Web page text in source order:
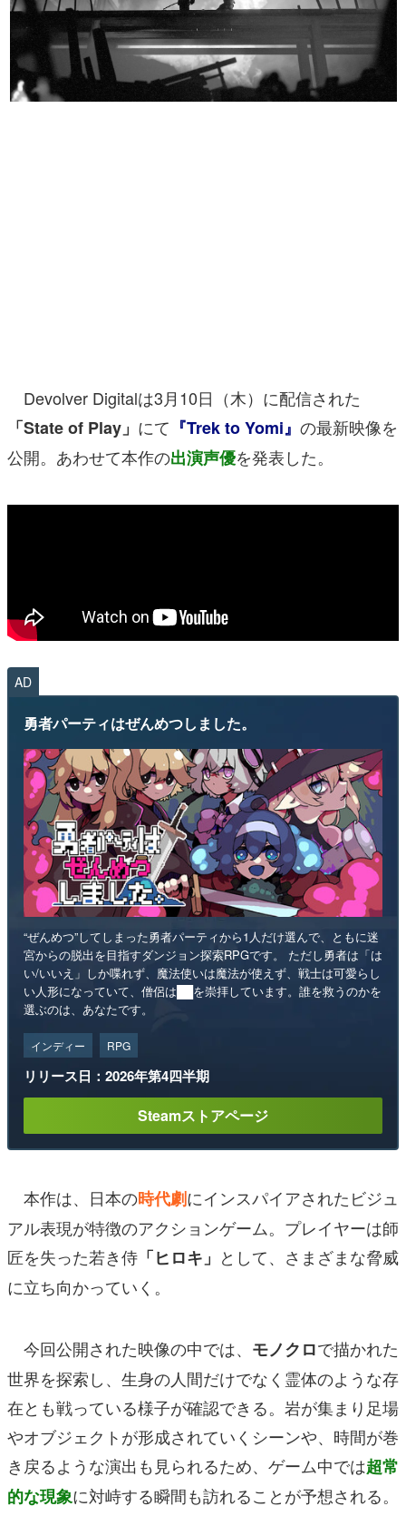
若ゲのいたり〜ゲームクリエイターの青春〜
『うつヌケ』『ペンと箸』等で知られるマンガ家・田中圭
一先生によるゲーム業界レポートマンガです。
なんでゲームは面白い？
アプリレビュー
その他
Devolver Digitalは3月10日（木）に配信された
「State of Play」 にて 『Trek to Yomi』 の最新映像を
公開。あわせて本作の出演声優を発表した。
AD
勇者パーティはぜんめつしました。
“ぜんめつ”してしまった勇者パーティから1人だけ選んで、ともに迷
宮からの脱出を目指すダンジョン探索RPGです。 ただし勇者は「は
い/いいえ」しか喋れず、魔法使いは魔法が使えず、戦士は可愛らし
い人形になっていて、僧侶は██を崇拝しています。誰を救うのかを
選ぶのは、あなたです。
インディー RPG
リリース日：2026年第4四半期
Steamストアページ
本作は、日本の時代劇にインスパイアされたビジュ
アル表現が特徴のアクションゲーム。プレイヤーは師
匠を失った若き侍 「ヒロキ」 として、さまざまな脅威
に立ち向かっていく。
今回公開された映像の中では、 モノクロで描かれた
世界を探索し、生身の人間だけでなく霊体のような存
在とも戦っている様子が確認できる。岩が集まり足場
やオブジェクトが形成されていくシーンや、時間が巻
き戻るような演出も見られるため、ゲーム中では超常
的な現象に対峙する瞬間も訪れることが予想される。